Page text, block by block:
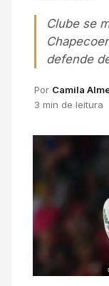
Clube se
defende
Por Camila
3 min de leitura